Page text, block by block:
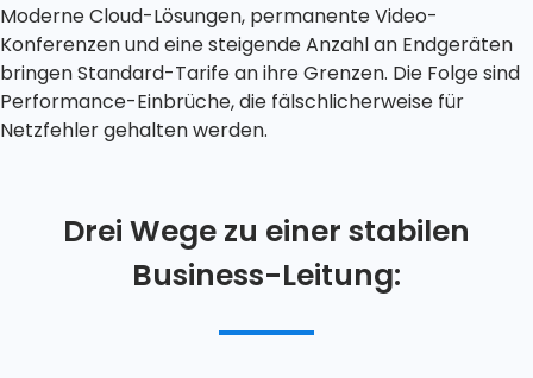
Moderne Cloud-Lösungen, permanente Video-
Konferenzen und eine steigende Anzahl an Endgeräten
bringen Standard-Tarife an ihre Grenzen. Die Folge sind
Performance-Einbrüche, die fälschlicherweise für
Netzfehler gehalten werden.
Drei Wege zu einer stabilen
Business-Leitung: